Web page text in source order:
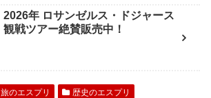
2026年 ロサンゼルス・ドジャース
観戦ツアー絶賛販売中！
旅のエスプリ
歴史のエスプリ